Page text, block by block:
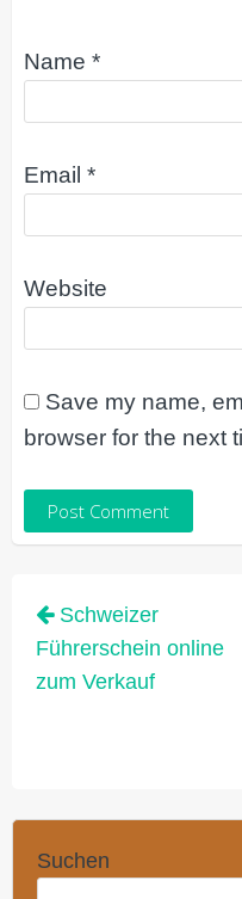
Name *
Email *
Website
Save my name,
browser for the next
Schweizer
Führerschein online
zum Verkauf
Suchen